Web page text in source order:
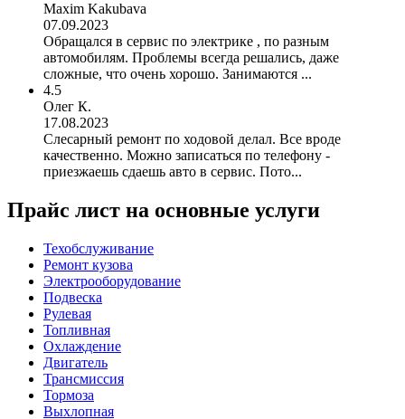
Maxim Kakubava
07.09.2023
Обращался в сервис по электрике , по разным
автомобилям. Проблемы всегда решались, даже
сложные, что очень хорошо. Занимаются ...
4.5
Олег К.
17.08.2023
Слесарный ремонт по ходовой делал. Все вроде
качественно. Можно записаться по телефону -
приезжаешь сдаешь авто в сервис. Пото...
Прайс лист на основные услуги
Техобслуживание
Ремонт кузова
Электрооборудование
Подвеска
Рулевая
Топливная
Охлаждение
Двигатель
Трансмиссия
Тормоза
Выхлопная